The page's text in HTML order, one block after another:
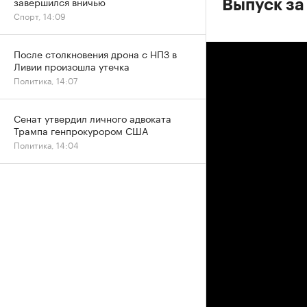
Выпуск
Спорт, 14:09
После столкновения дрона с НПЗ в
Ливии произошла утечка
Политика, 14:07
Сенат утвердил личного адвоката
Трампа генпрокурором США
Политика, 14:04